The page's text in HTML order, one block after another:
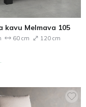
kavu Melmava 105
60 cm 120 cm